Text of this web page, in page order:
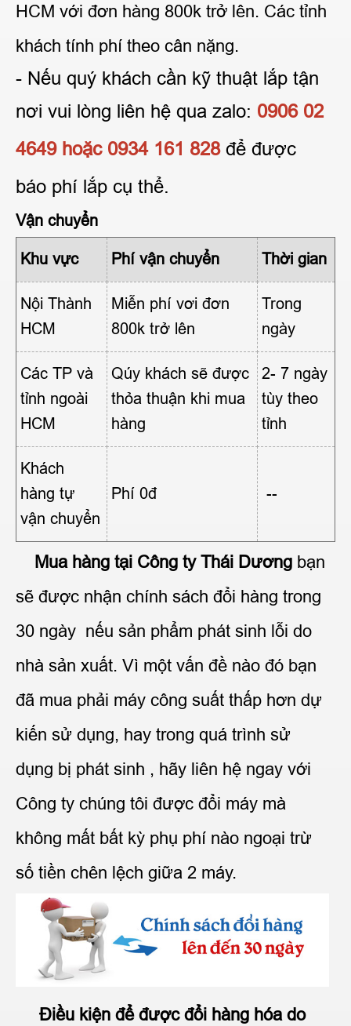
HCM với đơn hàng 800k trở lên. Các tỉnh
khách tính phí theo cân nặng.
- Nếu quý khách cần kỹ thuật lắp tận
nơi vui lòng liên hệ qua zalo: 0906 02
4649 hoặc 0934 161 828để được
báo phí lắp cụ thể.
Vận chuyển
Khu vực Phí vận chuyển Thời gian
Nội Thành
HCM
Miễn phí vơi đơn
800k trở lên
Trong
ngày
Các TP và
tỉnh ngoài
HCM
Qúy khách sẽ được
thỏa thuận khi mua
hàng
2- 7 ngày
tùy theo
tỉnh
Khách
hàng tự
vận chuyển
Phí 0đ --
Mua hàng tại Công ty Thái Dương bạn
sẽ được nhận chính sách đổi hàng trong
30 ngày nếu sản phẩm phát sinh lỗi do
nhà sản xuất. Vì một vấn đề nào đó bạn
đã mua phải máy công suất thấp hơn dự
kiến sử dụng, hay trong quá trình sử
dụng bị phát sinh , hãy liên hệ ngay với
Công ty chúng tôi được đổi máy mà
không mất bất kỳ phụ phí nào ngoại trừ
số tiền chên lệch giữa 2 máy.
Điều kiện để được đổi hàng hóa do